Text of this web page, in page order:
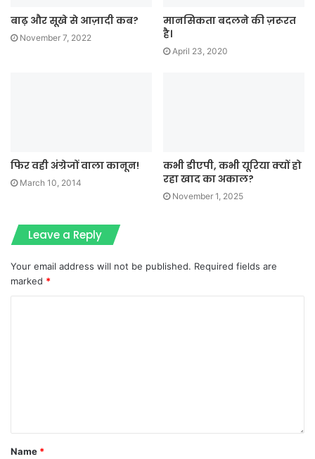
बाढ़ और सूखे से आज़ादी कब?
November 7, 2022
मानसिकता बदलने की ज़रूरत
है।
April 23, 2020
फिर वही अंग्रेजों वाला कानून!
March 10, 2014
कभी डीएपी, कभी यूरिया क्यों हो
रहा खाद का अकाल?
November 1, 2025
Leave a Reply
Your email address will not be published. Required fields are
marked *
Name *